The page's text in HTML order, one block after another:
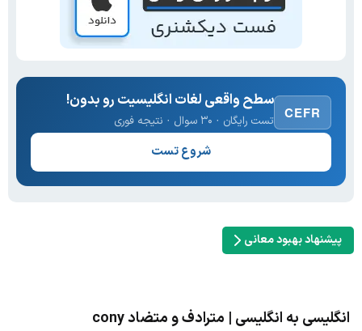
CEFR
سطح واقعی لغات انگلیسیت رو بدون!
تست رایگان · ۳۰ سوال · نتیجه فوری
شروع تست
پیشنهاد بهبود معانی
انگلیسی به انگلیسی | مترادف و متضاد cony